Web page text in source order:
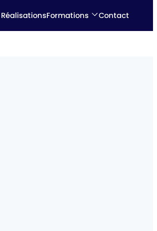
RéalisationsFormations Contact